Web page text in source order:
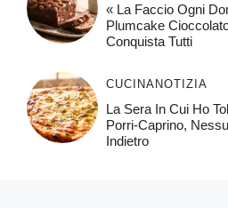
« La Faccio Ogni
Plumcake
Conquista Tutti
CUCINA NOTIZIA
La Sera In Cui Ho
Porri-Caprino,
Indietro